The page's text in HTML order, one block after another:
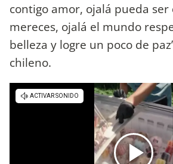
contigo amor, ojalá pueda
mereces, ojalá el mundo
belleza y logre un poco de
chileno.